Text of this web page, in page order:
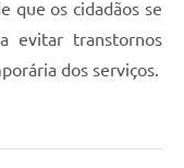
que os cidadãos se
evitar transtornos
dos serviços.